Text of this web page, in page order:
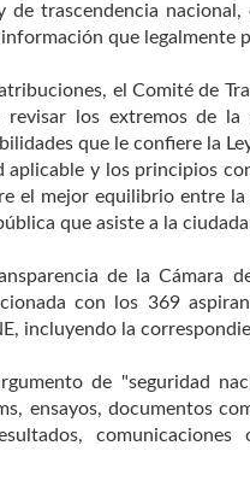
trascendencia
que legalmente
el Comité de
los extremos de
que le confiere la
aplicable y los principios
el mejor equilibrio entre
que asiste a la
de la Cámara
con los 369
incluyendo la
de "seguridad
ensayos, documentos